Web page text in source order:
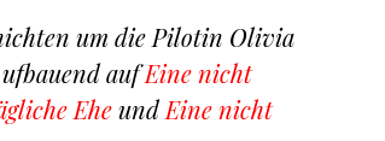
um die Pilotin Olivia
aufEine nicht
EheundEine nicht